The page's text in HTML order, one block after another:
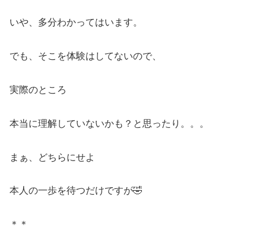
いや、多分わかってはいます。
でも、そこを体験はしてないので、
実際のところ
本当に理解していないかも？と思ったり。。。
まぁ、どちらにせよ
本人の一歩を待つだけですが🤣
＊＊